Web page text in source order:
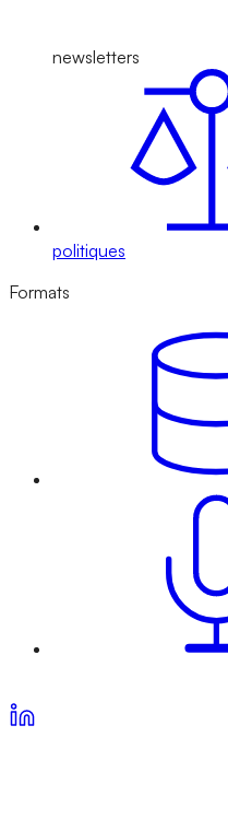
newsletters
politiques
Formats